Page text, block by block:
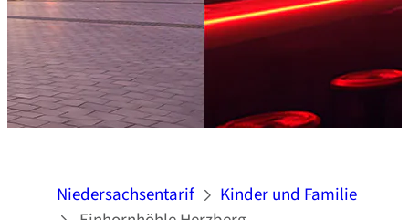
Niedersachsentarif
Kinder und Familie